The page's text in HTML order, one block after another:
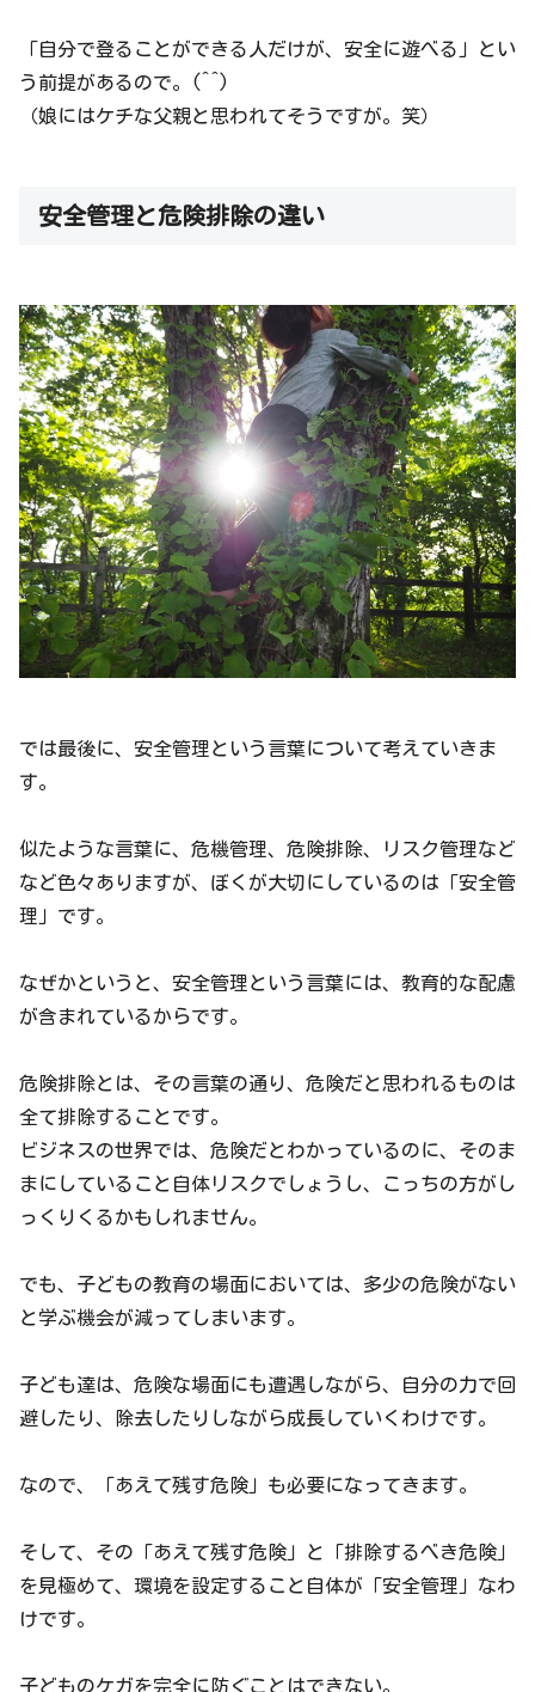
「自分で登ることができる人だけが、安全に遊べる」とい
う前提があるので。(^^)
（娘にはケチな父親と思われてそうですが。笑）
安全管理と危険排除の違い
では最後に、安全管理という言葉について考えていきま
す。
似たような言葉に、危機管理、危険排除、リスク管理など
など色々ありますが、ぼくが大切にしているのは「安全管
理」です。
なぜかというと、安全管理という言葉には、教育的な配慮
が含まれているからです。
危険排除とは、その言葉の通り、危険だと思われるものは
全て排除することです。
ビジネスの世界では、危険だとわかっているのに、そのま
まにしていること自体リスクでしょうし、こっちの方がし
っくりくるかもしれません。
でも、子どもの教育の場面においては、多少の危険がない
と学ぶ機会が減ってしまいます。
子ども達は、危険な場面にも遭遇しながら、自分の力で回
避したり、除去したりしながら成長していくわけです。
なので、「あえて残す危険」も必要になってきます。
そして、その「あえて残す危険」と「排除するべき危険」
を見極めて、環境を設定すること自体が「安全管理」なわ
けです。
子どものケガを完全に防ぐことはできない。